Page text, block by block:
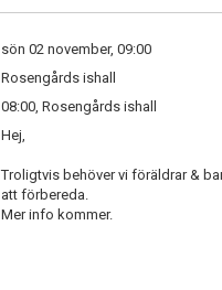
sön 02 november, 09:00
Rosengårds ishall
08:00, Rosengårds ishall
Hej,
Troligtvis behöver vi föräldrar &
att förbereda.
Mer info kommer.